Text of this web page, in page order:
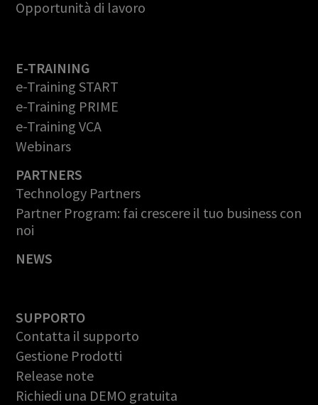
Opportunità di lavoro
E-TRAINING
e-Training START
e-Training PRIME
e-Training VCA
Webinars
PARTNERS
Technology Partners
Partner Program: fai crescere il tuo business con
noi
NEWS
SUPPORTO
Contatta il supporto
Gestione Prodotti
Release note
Richiedi una DEMO gratuita